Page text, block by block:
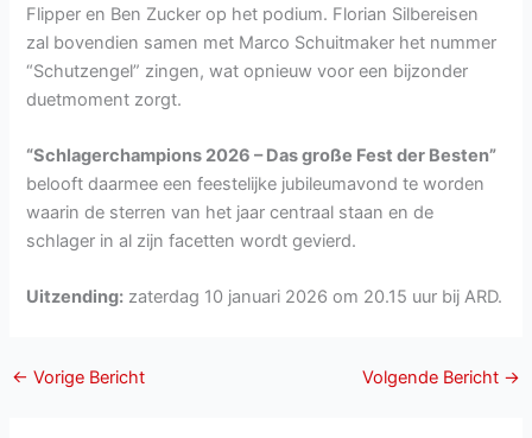
Flipper en Ben Zucker op het podium. Florian Silbereisen
zal bovendien samen met Marco Schuitmaker het nummer
“Schutzengel” zingen, wat opnieuw voor een bijzonder
duetmoment zorgt.
“Schlagerchampions 2026 – Das große Fest der Besten”
belooft daarmee een feestelijke jubileumavond te worden
waarin de sterren van het jaar centraal staan en de
schlager in al zijn facetten wordt gevierd.
Uitzending: zaterdag 10 januari 2026 om 20.15 uur bij ARD.
← Vorige Bericht Volgende Bericht →